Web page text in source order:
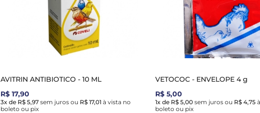
AVITRIN ANTIBIOTICO - 10 ML
R$ 17,90
3x de R$ 5,97 sem juros ou R$ 17,01 à vista no
boleto ou pix
VETOCOC - ENVELOPE 4 g
R$ 5,00
1x de R$ 5,00 sem juros ou R$ 4,75
boleto ou pix